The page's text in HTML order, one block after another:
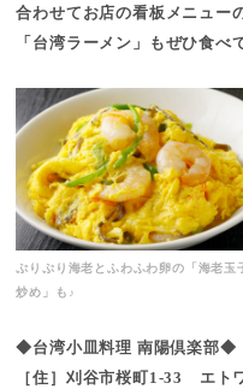
合わせてお店の看板メニュー
「台湾ラーメン」もぜひ食べ
ぷりぷり海老とふわふわ卵の「海老玉
炒め」も♪
◆台湾小皿料理 南陽倶楽部◆
［住］刈谷市桜町1-33 エト